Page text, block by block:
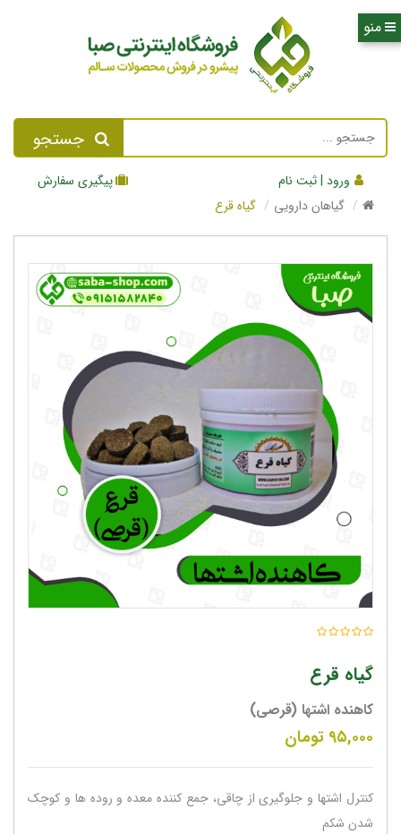
جستجو
ورود | ثبت نام
پیگیری سفارش
گیاهان دارویی
گیاه قرع
گیاه قرع
کاهنده اشتها (قرصی)
۹۵,۰۰۰ تومان
کنترل اشتها و جلوگیری از چاقی، جمع کننده معده و روده ها و کوچک
شدن شکم